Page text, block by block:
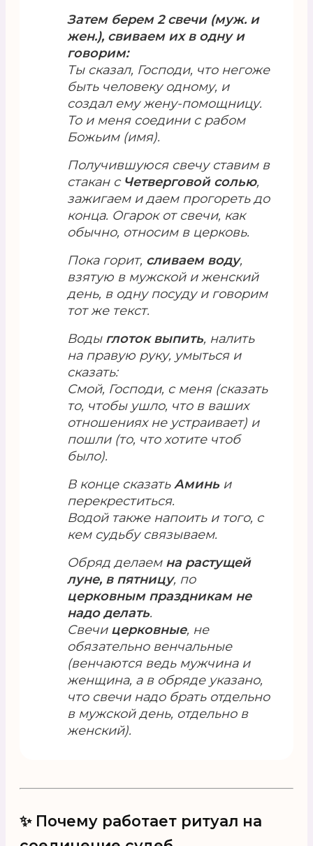
Затем берем 2 свечи (муж. и
жен.), свиваем их в одну и
говорим:
Ты сказал, Господи, что негоже
быть человеку одному, и
создал ему жену-помощницу.
То и меня соедини с рабом
Божьим (имя).
Получившуюся свечу ставим в
стакан с Четверговой солью,
зажигаем и даем прогореть до
конца. Огарок от свечи, как
обычно, относим в церковь.
Пока горит, сливаем воду,
взятую в мужской и женский
день, в одну посуду и говорим
тот же текст.
Воды глоток выпить, налить
на правую руку, умыться и
сказать:
Смой, Господи, с меня (сказать
то, чтобы ушло, что в ваших
отношениях не устраивает) и
пошли (то, что хотите чтоб
было).
В конце сказатьАминь и
перекреститься.
Водой также напоить и того, с
кем судьбу связываем.
Обряд делаем на растущей
луне, в пятницу, по
церковным праздникам не
надо делать.
Свечи церковные, не
обязательно венчальные
(венчаются ведь мужчина и
женщина, а в обряде указано,
что свечи надо брать отдельно
в мужской день, отдельно в
женский).
✨ Почему работает ритуал на